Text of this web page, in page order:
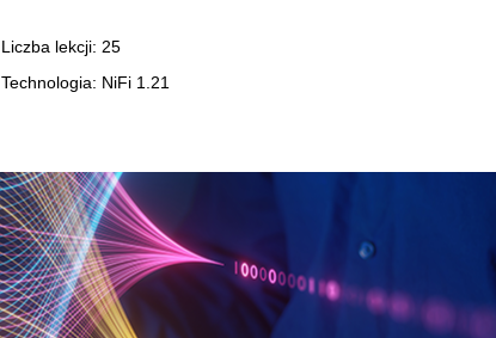
Liczba lekcji: 25
Technologia: NiFi 1.21